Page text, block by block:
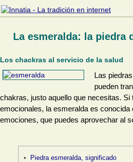
La esmeralda: la piedra
Los chackras al servicio de la salud
Las
pueden
chakras, justo aquello que necesitas. Si
emocionales, la esmeralda es conocida
emociones, que puedes aprovechar al
Piedra esmeralda, significado